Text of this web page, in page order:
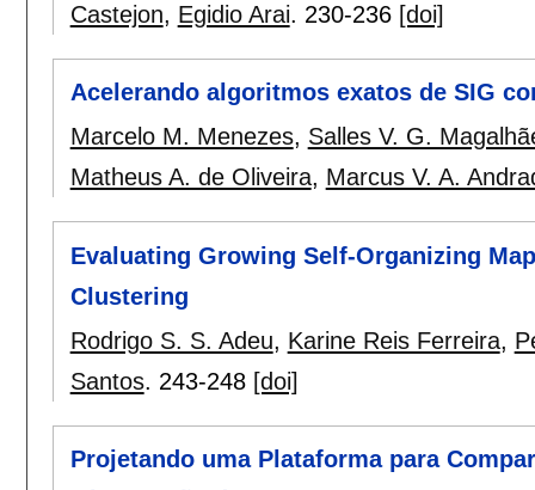
Castejon, Egidio Arai. 230-236 [doi]
Acelerando algoritmos exatos de SIG
Marcelo M. Menezes, Salles V. G.
Matheus A. de Oliveira, Marcus V. A.
Evaluating Growing Self-Organizing
Clustering
Rodrigo S. S. Adeu, Karine Reis Ferreira,
Santos. 243-248 [doi]
Projetando uma Plataforma para